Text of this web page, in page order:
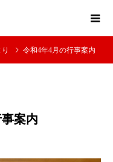
令和4年4月の行事案内
案内